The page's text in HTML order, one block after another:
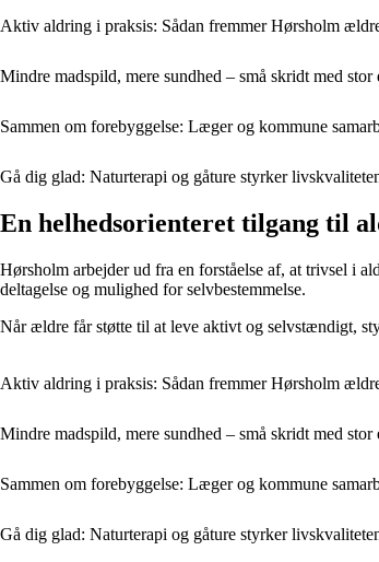
Aktiv aldring i praksis: Sådan fremmer Hørsholm
Mindre madspild, mere sundhed – små skridt med
Sammen om forebyggelse: Læger og kommune
Gå dig glad: Naturterapi og gåture styrker
En helhedsorienteret tilgang til
Hørsholm arbejder ud fra en forståelse af, at trivsel i
deltagelse og mulighed for selvbestemmelse.
Når ældre får støtte til at leve aktivt og selvstændigt,
Aktiv aldring i praksis: Sådan fremmer Hørsholm
Mindre madspild, mere sundhed – små skridt med
Sammen om forebyggelse: Læger og kommune
Gå dig glad: Naturterapi og gåture styrker